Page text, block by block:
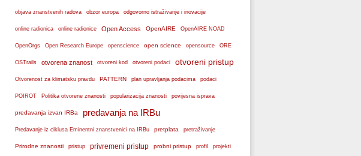
objava znanstvenih radova obzor europa odgovorno istraživanje i inovacije
online radionica online radionice Open Access OpenAIRE OpenAIRE NOAD
OpenOrgs Open Research Europe openscience open science opensource ORE
OSTrails otvorena znanost otvoreni kod otvoreni podaci otvoreni pristup
Otvorenost za klimatsku pravdu PATTERN plan upravljanja podacima podaci
POIROT Politika otvorene znanosti popularizacija znanosti povijesna isprava
predavanja izvan IRBa predavanja na IRBu
Predavanje iz ciklusa Eminentni znanstvenici na IRBu pretplata pretraživanje
Prirodne znanosti pristup privremeni pristup probni pristup profil projekti